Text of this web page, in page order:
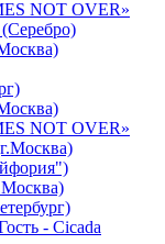
NOT OVER»
NOT OVER»
- Cicada